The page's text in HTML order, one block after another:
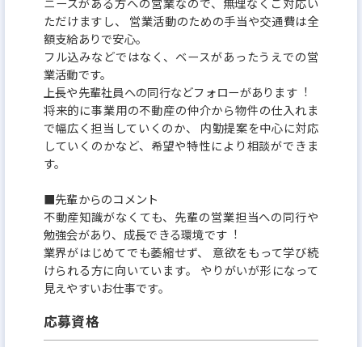
ただけますし、 営業活動のための⼿当や交通費は全
額⽀給ありで安⼼。
フル込みなどではなく、ベースがあったうえでの営
業活動です。
上⻑や先輩社員への同⾏などフォローがあります︕
将来的に事業⽤の不動産の仲介から物件の仕⼊れま
で幅広く担当していくのか、 内勤提案を中⼼に対応
していくのかなど、希望や特性により相談ができま
す。
■先輩からのコメント
不動産知識がなくても、先輩の営業担当への同⾏や
勉強会があり、成⻑できる環境です︕
業界がはじめてでも萎縮せず、 意欲をもって学び続
けられる⽅に向いています。 やりがいが形になって
⾒えやすいお仕事です。
応募資格